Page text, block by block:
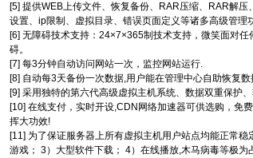
[5] 提供WEB上传文件、恢复备份、RAR压缩、RAR解
设置、ip限制、虚拟目录、错误页面定义等诸多高级管理
[6] 无障碍技术支持：24×7×365制技术支持，微笑面对
碍。
[7] 每3分钟自动访问网站一次，监控网站运行.
[8] 自动每3天备份一次数据,用户能在管理中心自助恢复数
[9] 采用独特的第六代高级虚拟主机系统、数据双重保护
[10] 在线支付，实时开设,CDN网络加速器可供选购，免
挥大功效!
[11] 为了保证服务器上所有虚拟主机用户站点均能正常
游戏； 3）大型软件下载； 4）在线播放,木马病毒等极为